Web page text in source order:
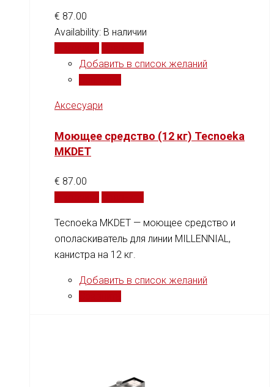
€ 87.00
Availability: В наличии
Добавить в список желаний
Аксесуари
Моющее средство (12 кг) Tecnoeka
MKDET
€ 87.00
Tecnoeka MKDET — моющее средство и
ополаскиватель для линии MILLENNIAL,
канистра на 12 кг.
Добавить в список желаний